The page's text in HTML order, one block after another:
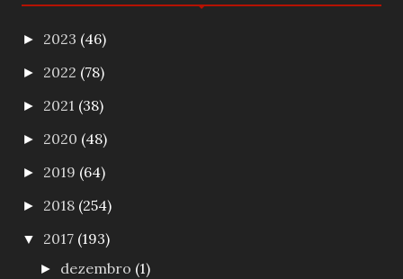
► 2023 (46)
► 2022 (78)
► 2021 (38)
► 2020 (48)
► 2019 (64)
► 2018 (254)
▼ 2017 (193)
► dezembro (1)